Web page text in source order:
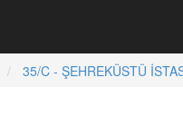
35/C - ŞEHREKÜSTÜ